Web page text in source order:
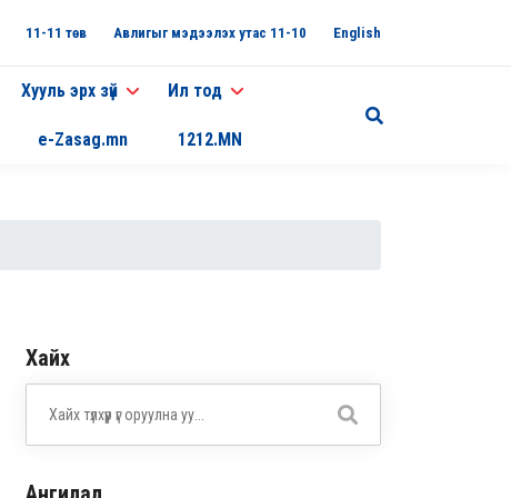
11-11 төв Авлигыг мэдээлэх утас 11-10 English
Хууль эрх зүй Ил тод
e-Zasag.mn 1212.MN
Хайх